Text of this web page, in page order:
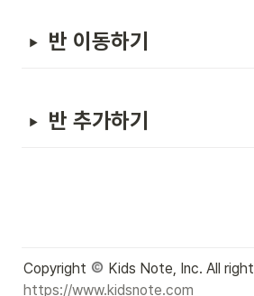
반 이동하기
반 추가하기
Copyright
https://www.kidsnote.com